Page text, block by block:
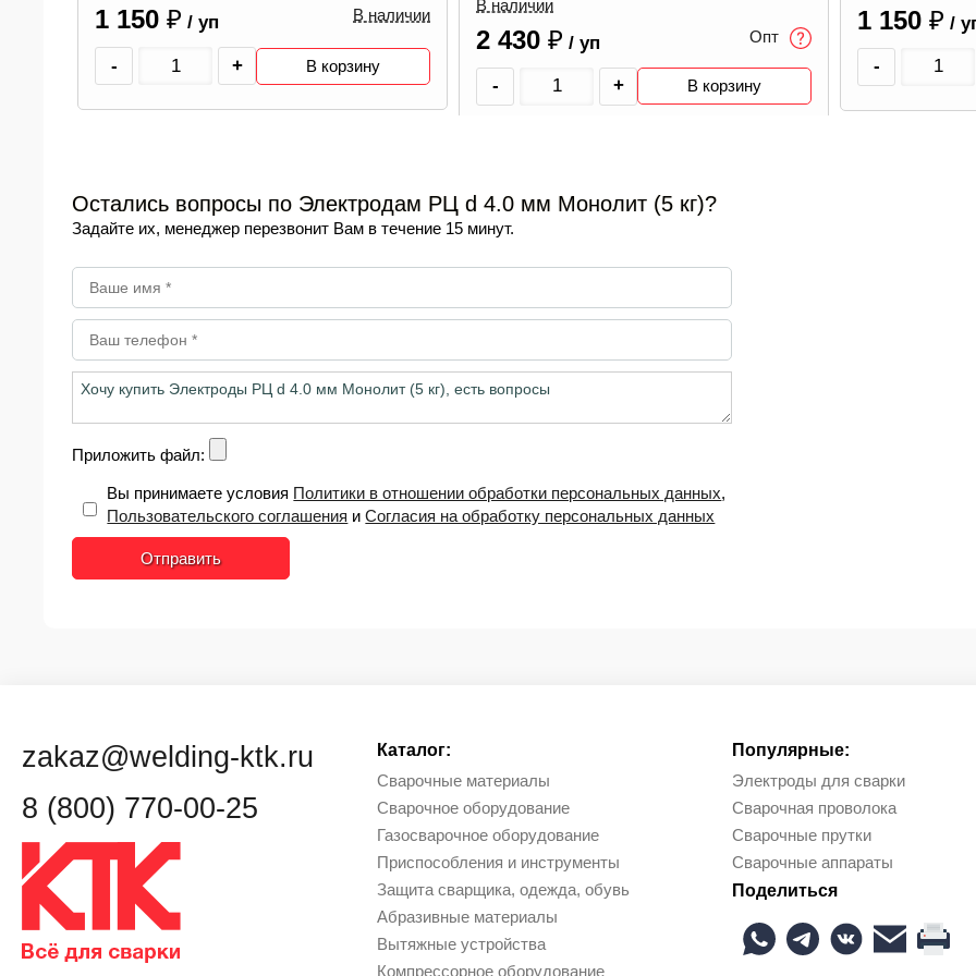
2 430 / уп
- + В корзину
1 150₽
- + В корзину
1 099₽ /
-
Остались вопросы по Электродам РЦ d 4.0 мм Монолит (5 кг)?
Задайте их, менеджер перезвонит Вам в течение 15 минут.
Приложить файл:
Вы принимаете условия Политики в отношении обработки персональных данных,
Пользовательского соглашения иСогласия на обработку персональных данных
Отправить
zakaz@welding-ktk.ru
8 (800) 770-00-25
Каталог:
Сварочные материалы
Сварочное оборудование
Газосварочное оборудование
Приcпособления и инструменты
Защита сварщика, одежда, обувь
Абразивные материалы
Вытяжные устройства
Компрессорное оборудование
Популярные:
Электроды для сварки
Сварочная проволока
Сварочные прутки
Сварочные аппараты
Поделиться